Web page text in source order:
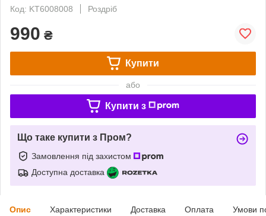
Код: KT6008008
Роздріб
990 ₴
Купити
або
Купити з
Що таке купити з Пром?
Замовлення під захистом
Доступна доставка
Опис Характеристики Доставка Оплата Умови